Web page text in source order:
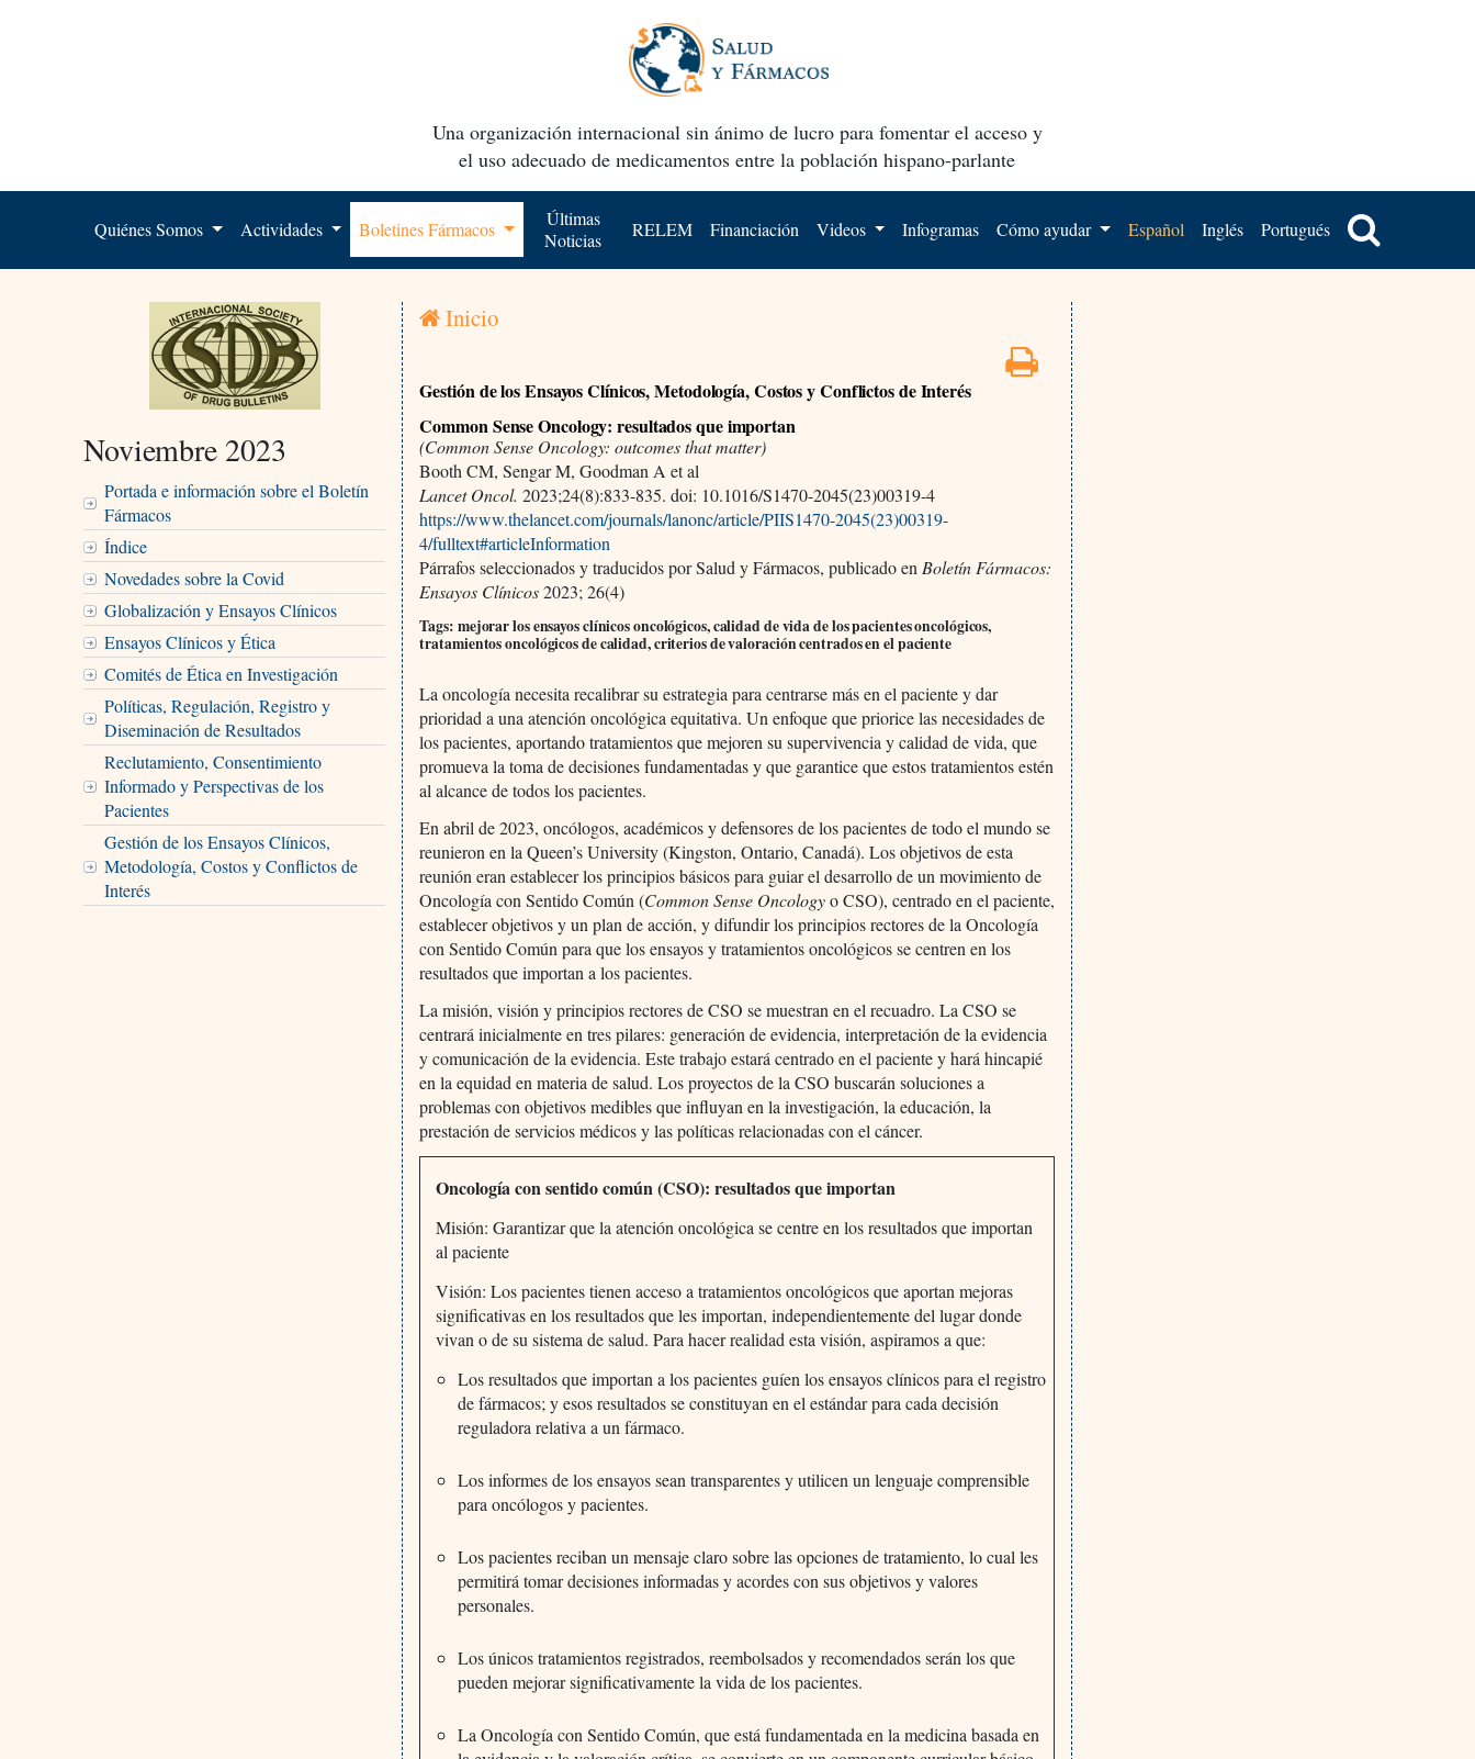
Una organización internacional sin ánimo de lucro para fomentar el acceso y
el uso adecuado de medicamentos entre la población hispano-parlante
Quiénes Somos Actividades Boletines Fármacos
Últimas
Noticias
RELEM Financiación Videos Infogramas Cómo ayudar Español Inglés Portugués
Noviembre 2023
Portada e información sobre el Boletín
Fármacos
Índice
Novedades sobre la Covid
Globalización y Ensayos Clínicos
Ensayos Clínicos y Ética
Comités de Ética en Investigación
Políticas, Regulación, Registro y
Diseminación de Resultados
Reclutamiento, Consentimiento
Informado y Perspectivas de los
Pacientes
Gestión de los Ensayos Clínicos,
Metodología, Costos y Conflictos de
Interés
Inicio
Gestión de los Ensayos Clínicos, Metodología, Costos y Conflictos de Interés
Common Sense Oncology: resultados que importan
(Common Sense Oncology: outcomes that matter)
Booth CM, Sengar M, Goodman A et al
Lancet Oncol. 2023;24(8):833-835. doi: 10.1016/S1470-2045(23)00319-4
https://www.thelancet.com/journals/lanonc/article/PIIS1470-2045(23)00319-
4/fulltext#articleInformation
Párrafos seleccionados y traducidos por Salud y Fármacos, publicado enBoletín Fármacos:
Ensayos Clínicos2023; 26(4)
Tags: mejorar los ensayos clínicos oncológicos, calidad de vida de los pacientes oncológicos,
tratamientos oncológicos de calidad, criterios de valoración centrados en el paciente
La oncología necesita recalibrar su estrategia para centrarse más en el paciente y dar
prioridad a una atención oncológica equitativa. Un enfoque que priorice las necesidades de
los pacientes, aportando tratamientos que mejoren su supervivencia y calidad de vida, que
promueva la toma de decisiones fundamentadas y que garantice que estos tratamientos estén
al alcance de todos los pacientes.
En abril de 2023, oncólogos, académicos y defensores de los pacientes de todo el mundo se
reunieron en la Queen’s University (Kingston, Ontario, Canadá). Los objetivos de esta
reunión eran establecer los principios básicos para guiar el desarrollo de un movimiento de
Oncología con Sentido Común (Common Sense Oncologyo CSO), centrado en el paciente,
establecer objetivos y un plan de acción, y difundir los principios rectores de la Oncología
con Sentido Común para que los ensayos y tratamientos oncológicos se centren en los
resultados que importan a los pacientes.
La misión, visión y principios rectores de CSO se muestran en el recuadro. La CSO se
centrará inicialmente en tres pilares: generación de evidencia, interpretación de la evidencia
y comunicación de la evidencia. Este trabajo estará centrado en el paciente y hará hincapié
en la equidad en materia de salud. Los proyectos de la CSO buscarán soluciones a
problemas con objetivos medibles que influyan en la investigación, la educación, la
prestación de servicios médicos y las políticas relacionadas con el cáncer.
Oncología con sentido común (CSO): resultados que importan
Misión: Garantizar que la atención oncológica se centre en los resultados que importan
al paciente
Visión: Los pacientes tienen acceso a tratamientos oncológicos que aportan mejoras
significativas en los resultados que les importan, independientemente del lugar donde
vivan o de su sistema de salud. Para hacer realidad esta visión, aspiramos a que:
Los resultados que importan a los pacientes guíen los ensayos clínicos para el registro
de fármacos; y esos resultados se constituyan en el estándar para cada decisión
reguladora relativa a un fármaco.
Los informes de los ensayos sean transparentes y utilicen un lenguaje comprensible
para oncólogos y pacientes.
Los pacientes reciban un mensaje claro sobre las opciones de tratamiento, lo cual les
permitirá tomar decisiones informadas y acordes con sus objetivos y valores
personales.
Los únicos tratamientos registrados, reembolsados y recomendados serán los que
pueden mejorar significativamente la vida de los pacientes.
La Oncología con Sentido Común, que está fundamentada en la medicina basada en